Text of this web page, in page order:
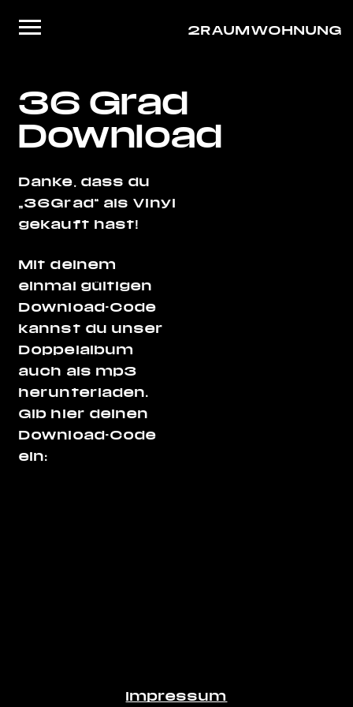
Musik
Live
About/Contact
2RAUMWOHNUNG
36 Grad
Download
Danke, dass du
„36Grad“ als Vinyl
gekauft hast!
Mit deinem
einmal gültigen
Download-Code
kannst du unser
Doppelalbum
auch als mp3
herunterladen.
Gib hier deinen
Download-Code
ein:
Impressum